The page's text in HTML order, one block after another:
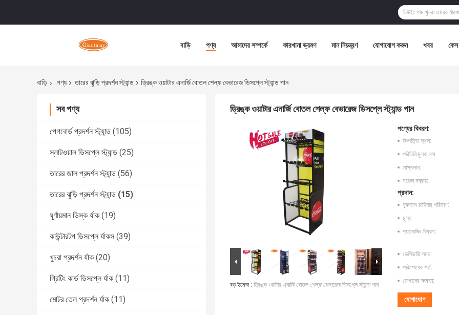
বাড়ি পণ্য আমাদের সম্পর্কে কারখানা ভ্রমণ মান নিয়ন্ত্রণ যোগাযোগ করুন খবর কেস
বাড়ি পণ্য তারের ঝুড়ি প্রদর্শন স্ট্যান্ড ড্রিঙ্ক ওয়াটার এনার্জি বোতল শেল্ফ বেভারেজ ডিসপ্লে স্ট্যান্ড পান
সব পণ্য
পেগবোর্ড প্রদর্শন স্ট্যান্ড (105)
স্লাটওয়াল ডিসপ্লে স্ট্যান্ড (25)
তারের জাল প্রদর্শন স্ট্যান্ড (56)
তারের ঝুড়ি প্রদর্শন স্ট্যান্ড (15)
ঘূর্ণায়মান ডিস্ক র্যাক (19)
কাউন্টারটপ ডিসপ্লে র্যাকস (39)
খুচরা প্রদর্শন র্যাক (20)
গ্রিটিং কার্ড ডিসপ্লে র্যাক (11)
মোটর তেল প্রদর্শন র্যাক (11)
ড্রিঙ্ক ওয়াটার এনার্জি বোতল শেল্ফ বেভারেজ ডিসপ্লে স্ট্যান্ড পান
বড় ইমেজ : ড্রিঙ্ক ওয়াটার এনার্জি বোতল শেল্ফ বেভারেজ ডিসপ্লে স্ট্যান্ড পান
পণ্যের বিবরণ:
উৎপত্তি স্থল:
পরিচিতিমুলক নাম:
সাক্ষ্যদান:
মডেল নম্বার:
প্রদান:
ন্যূনতম চাহিদার পরিমাণ:
মূল্য:
প্যাকেজিং বিবরণ:
ডেলিভারি সময়:
পরিশোধের শর্ত:
যোগানের ক্ষমতা:
যোগাযোগ